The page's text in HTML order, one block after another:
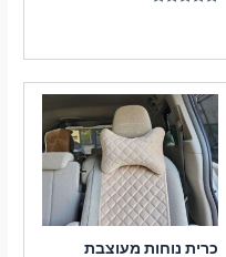
כרית נוחות מעוצבת